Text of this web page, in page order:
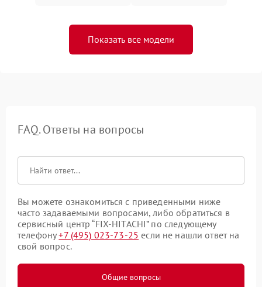
Показать все модели
FAQ. Ответы на вопросы
Вы можете ознакомиться с приведенными ниже
часто задаваемыми вопросами, либо обратиться в
сервисный центр “FIX-HITACHI” по следующему
телефону+7 (495) 023-73-25 если не нашли ответ на
свой вопрос.
Общие вопросы